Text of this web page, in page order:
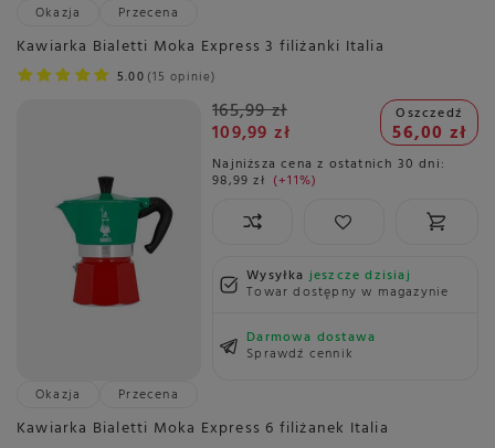
Okazja
Przecena
Kawiarka Bialetti Moka Express 3 filiżanki Italia
5.00 15 opinie
165,99 zł
109,99 zł
Oszczedź
56,00 zł
Najniższa cena z ostatnich 30 dni:
98,99 zł +11%
Wysyłkajeszcze dzisiaj
Towar dostępny w magazynie
Darmowa dostawa
Sprawdź cennik
Okazja
Przecena
Kawiarka Bialetti Moka Express 6 filiżanek Italia